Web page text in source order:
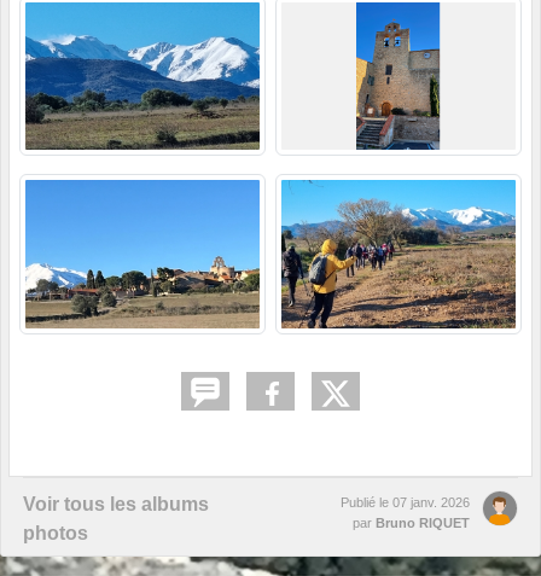
Voir tous les albums
photos
Publié le 07 janv. 2026
par Bruno RIQUET